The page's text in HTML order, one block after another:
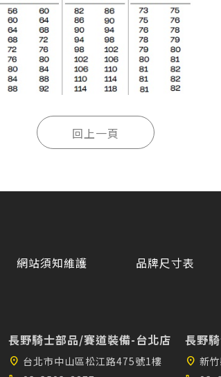
網站須知維護 品牌尺寸表
長野騎士部品/賽道裝備-台北店
location_on 台北市中山區松江路475號1樓
長野
location_on 新